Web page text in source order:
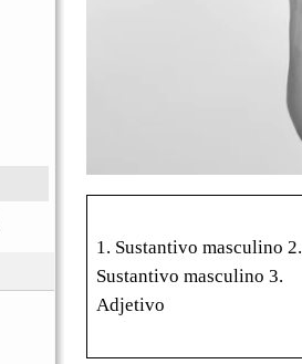
1. Sustantivo masculino 2.
Sustantivo masculino 3.
Adjetivo